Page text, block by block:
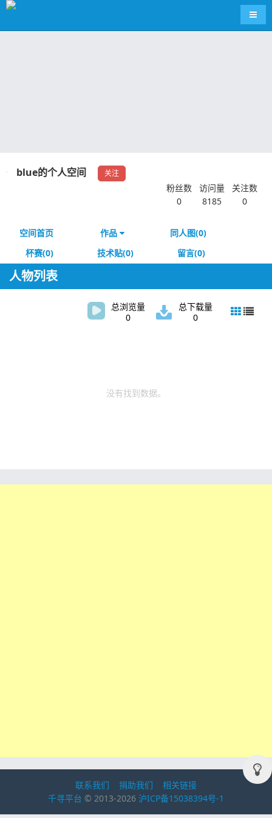
导航
blue的个人空间 关注
粉丝数
0
访问量
8185
关注数
0
空间首页 作品
同人图(0)
杯赛(0)
技术贴(0) 留言(0)
人物列表
总浏览量
0
总下载量
0
没有找到数据。
联系我们 捐助我们
相关链接
千寻平台 © 2013-2026 沪ICP备15038394号-1